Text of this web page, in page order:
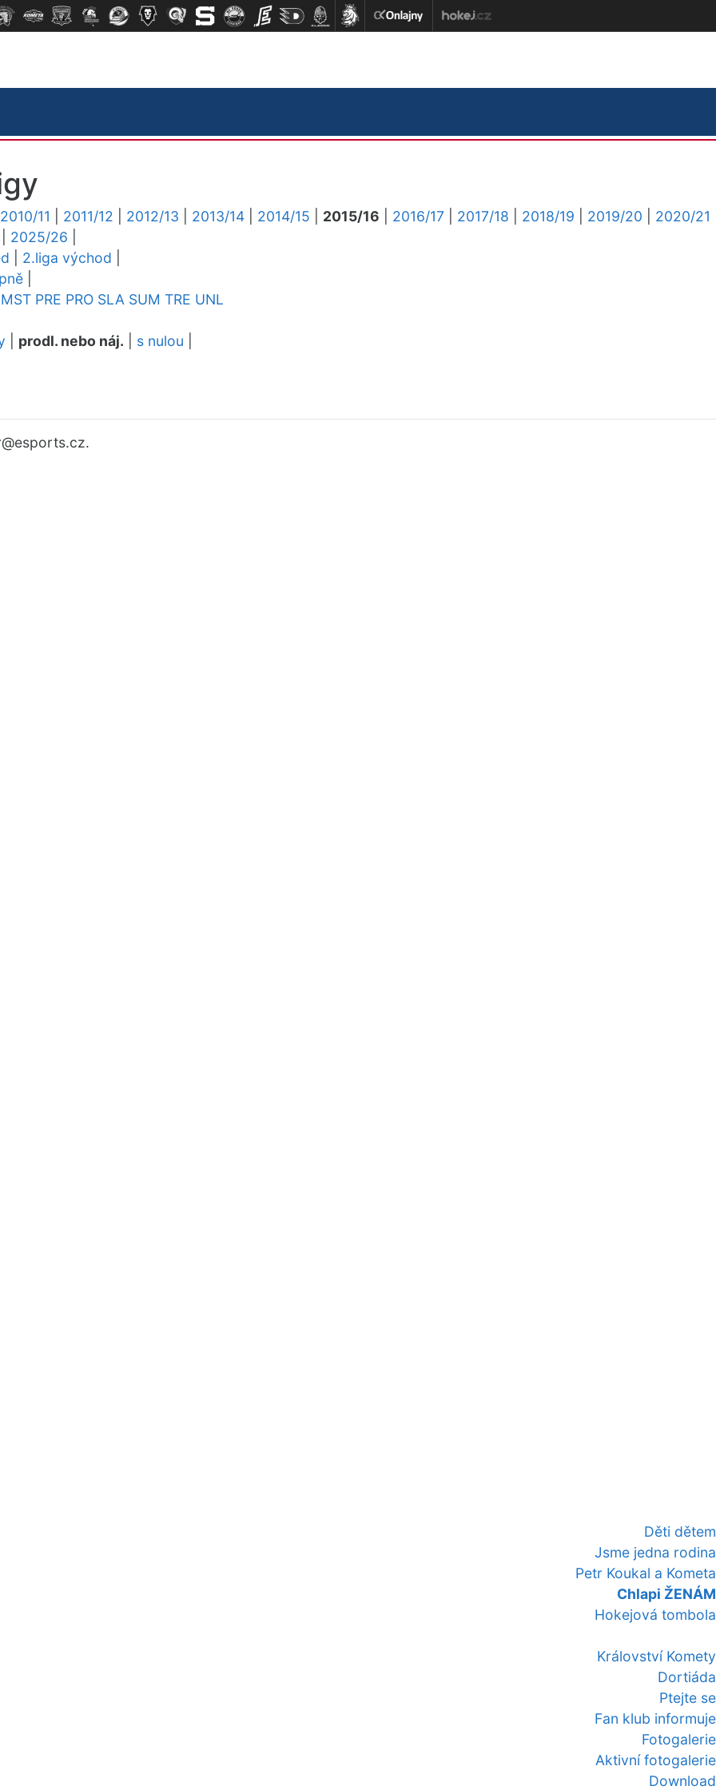
Děti dětem
Jsme jedna rodina
Petr Koukal a Kometa
Chlapi ŽENÁM
Hokejová tombola
Království Komety
Dortiáda
Ptejte se
Fan klub informuje
Fotogalerie
Aktivní fotogalerie
Download
2010/11 2011/12 2012/13 2013/14 2014/15 2015/16 2016/17 2017/18 2018/19 2019/20
2020/21
2025/26
2.liga východ
MST PRE PRO SLA SUM TRE UNL
prodl. nebo náj. s nulou
@esports.cz.